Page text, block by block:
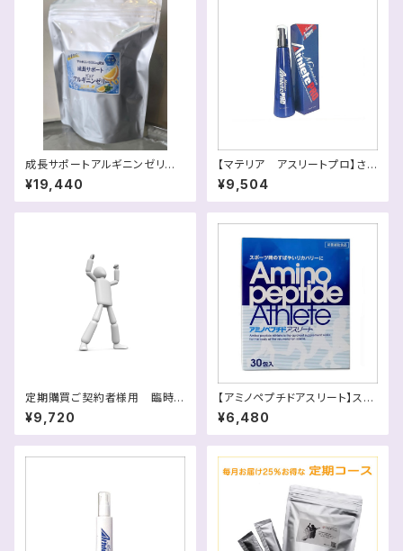
成長サポートアルギニンゼリー
レモン1袋（30包）税込
¥19,440
【マテリア アスリートプロ】さら
ば筋肉痛！驚きの乳酸菌効果！！
送料別
¥9,504
定期購買ご契約者様用 臨時
追加用 ピュアアルギニンリキッ
ド１袋
¥9,720
【アミノペプチドアスリート】スポ
ーツ時の素早いリカバリーに！送
料別
¥6,480